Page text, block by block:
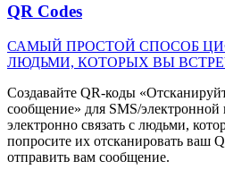
QR Codes
САМЫЙ ПРОСТОЙ СПОСОБ
ЛЮДЬМИ, КОТОРЫХ ВЫ
Создавайте QR-коды
сообщение» для SMS/
электронно связать с людьми,
попросите их отсканировать ваш
отправить вам сообщение.